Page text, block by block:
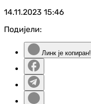
14.11.2023 15:46
Подијели:
Линк је копиран!